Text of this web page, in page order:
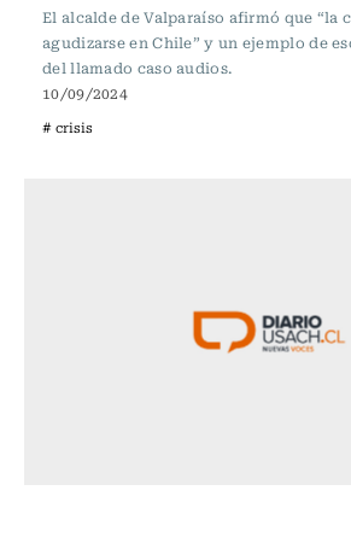
El alcalde de Valparaíso afirmó que “la
agudizarse en Chile” y un ejemplo de
del llamado caso audios.
10/09/2024
# crisis